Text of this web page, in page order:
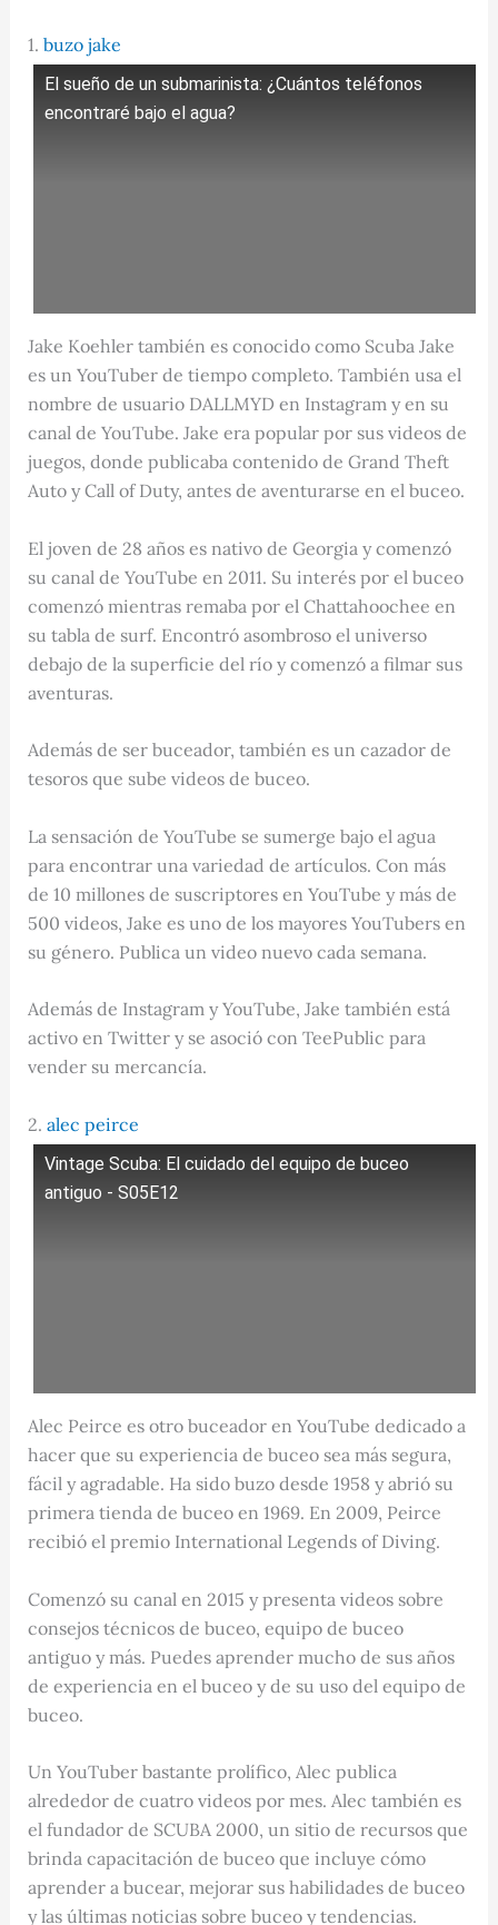
1. buzo jake
El sueño de un submarinista: ¿Cuántos teléfonos
encontraré bajo el agua?
Jake Koehler también es conocido como Scuba Jake
es un YouTuber de tiempo completo. También usa el
nombre de usuario DALLMYD en Instagram y en su
canal de YouTube. Jake era popular por sus videos de
juegos, donde publicaba contenido de Grand Theft
Auto y Call of Duty, antes de aventurarse en el buceo.
El joven de 28 años es nativo de Georgia y comenzó
su canal de YouTube en 2011. Su interés por el buceo
comenzó mientras remaba por el Chattahoochee en
su tabla de surf. Encontró asombroso el universo
debajo de la superficie del río y comenzó a filmar sus
aventuras.
Además de ser buceador, también es un cazador de
tesoros que sube videos de buceo.
La sensación de YouTube se sumerge bajo el agua
para encontrar una variedad de artículos. Con más
de 10 millones de suscriptores en YouTube y más de
500 videos, Jake es uno de los mayores YouTubers en
su género. Publica un video nuevo cada semana.
Además de Instagram y YouTube, Jake también está
activo en Twitter y se asoció con TeePublic para
vender su mercancía.
2. alec peirce
Vintage Scuba: El cuidado del equipo de buceo
antiguo - S05E12
Alec Peirce es otro buceador en YouTube dedicado a
hacer que su experiencia de buceo sea más segura,
fácil y agradable. Ha sido buzo desde 1958 y abrió su
primera tienda de buceo en 1969. En 2009, Peirce
recibió el premio International Legends of Diving.
Comenzó su canal en 2015 y presenta videos sobre
consejos técnicos de buceo, equipo de buceo
antiguo y más. Puedes aprender mucho de sus años
de experiencia en el buceo y de su uso del equipo de
buceo.
Un YouTuber bastante prolífico, Alec publica
alrededor de cuatro videos por mes. Alec también es
el fundador de SCUBA 2000, un sitio de recursos que
brinda capacitación de buceo que incluye cómo
aprender a bucear, mejorar sus habilidades de buceo
y las últimas noticias sobre buceo y tendencias.